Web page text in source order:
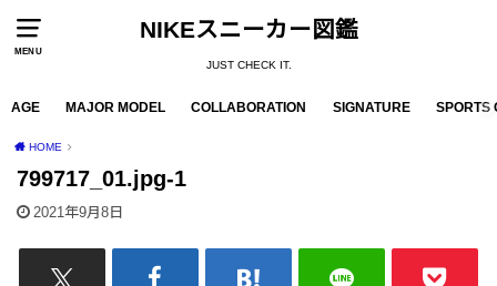
MENU
NIKEスニーカー図鑑
JUST CHECK IT.
AGE MAJOR MODEL COLLABORATION SIGNATURE SPORTS
HOME
799717_01.jpg-1
2021年9月8日